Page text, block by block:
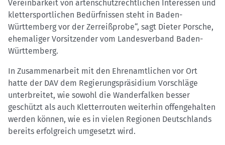
Vereinbarkeit von artenschutzrechtlichen Interessen und
klettersportlichen Bedürfnissen steht in Baden-
Württemberg vor der Zerreißprobe“, sagt Dieter Porsche,
ehemaliger Vorsitzender vom Landesverband Baden-
Württemberg.
In Zusammenarbeit mit den Ehrenamtlichen vor Ort
hatte der DAV dem Regierungspräsidium Vorschläge
unterbreitet, wie sowohl die Wanderfalken besser
geschützt als auch Kletterrouten weiterhin offengehalten
werden können, wie es in vielen Regionen Deutschlands
bereits erfolgreich umgesetzt wird.